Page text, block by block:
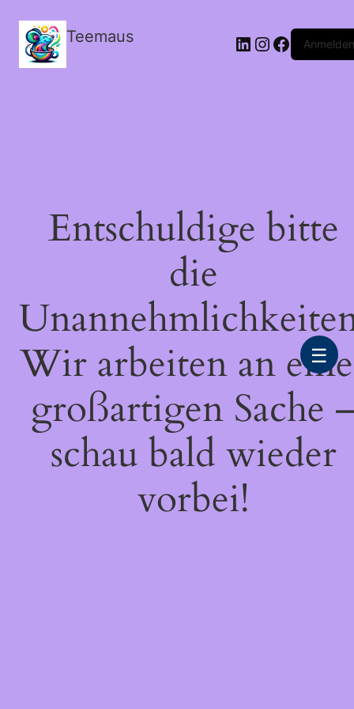
Teemaus LinkedIn
Instagram
FacebookAnmelden
Entschuldige bitte
die
Wir arbeiten an
großartigen Sache
schau bald wieder
vorbei!
☰